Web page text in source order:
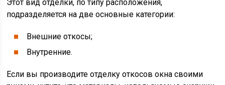
Этот вид отделки, по типу расположения,
подразделяется на две основные категории:
Внешние откосы;
Внутренние.
Если вы производите отделку откосов окна своими